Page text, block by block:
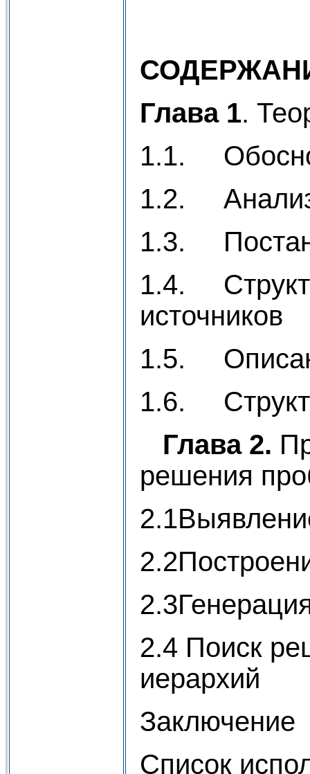
Глава 1.
1.1.
1.2. Анализ
1.3.
1.4.
источников
1.5.
1.6.
Глава 2.
решения
2.4 Поиск
иерархий
Заключение
Список